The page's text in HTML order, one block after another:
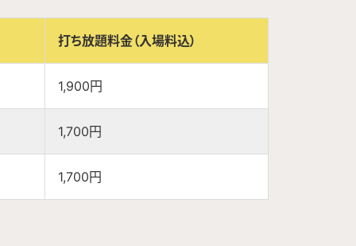
打ち放題料金（入場料込）
1,900円
1,700円
1,700円